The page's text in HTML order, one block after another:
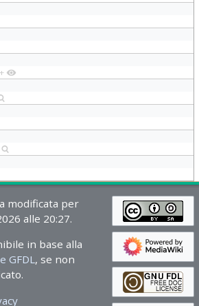
+
modificata per
alle 20:27.
in base alla
GFDL, se non